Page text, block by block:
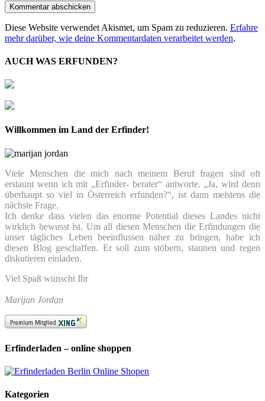
Diese Website verwendet Akismet, um Spam zu reduzieren. Erfahre
mehr darüber, wie deine Kommentardaten verarbeitet werden.
AUCH WAS ERFUNDEN?
Willkommen im Land der Erfinder!
Viele Menschen die mich nach meinem Beruf fragen sind oft
erstaunt wenn ich mit „Erfinder- berater“ antworte. „Ja, wird denn
überhaupt so viel in Österreich erfunden?“, ist dann meistens die
nächste Frage.
Ich denke dass vielen das enorme Potential dieses Landes nicht
wirklich bewusst ist. Um all diesen Menschen die Erfindungen die
unser tägliches Leben beeinflussen näher zu bringen, habe ich
diesen Blog geschaffen. Er soll zum stöbern, staunen und regen
diskutieren einladen.
Viel Spaß wünscht Ihr
Marijan Jordan
Erfinderladen – online shoppen
Kategorien